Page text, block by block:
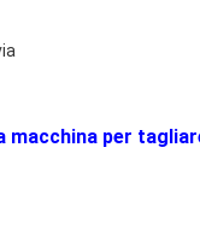
macchina per